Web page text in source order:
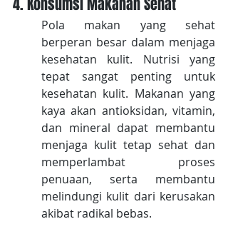
4. Konsumsi Makanan Sehat
Pola makan yang sehat
berperan besar dalam menjaga
kesehatan kulit. Nutrisi yang
tepat sangat penting untuk
kesehatan kulit. Makanan yang
kaya akan antioksidan, vitamin,
dan mineral dapat membantu
menjaga kulit tetap sehat dan
memperlambat proses
penuaan, serta membantu
melindungi kulit dari kerusakan
akibat radikal bebas.